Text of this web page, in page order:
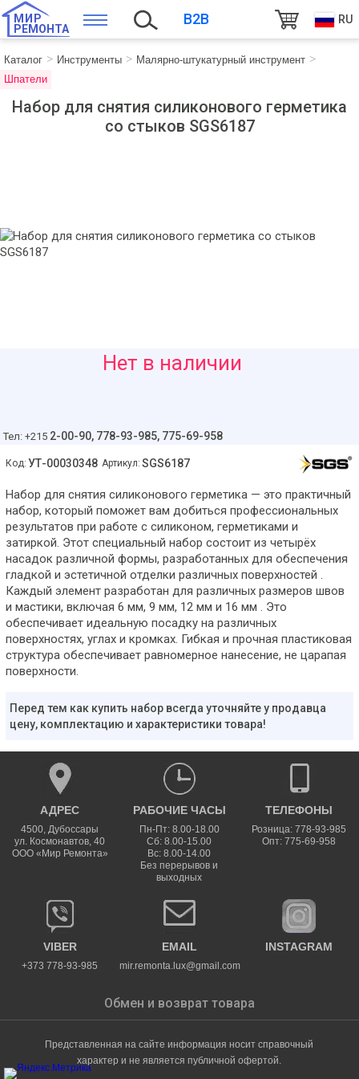
МИР
РЕМОНТА
B2B RU
Каталог Инструменты
Малярно-штукатурный инструмент
Шпатели
Набор для снятия силиконового герметика
со стыков SGS6187
Нет в наличии
Тел: +215 2-00-90, 778-93-985, 775-69-958
Код: УТ-00030348 Артикул: SGS6187
Набор для снятия силиконового герметика — это практичный
набор, который поможет вам добиться профессиональных
результатов при работе с силиконом, герметиками и
затиркой. Этот специальный набор состоит из четырёх
насадок различной формы, разработанных для обеспечения
гладкой и эстетичной отделки различных поверхностей .
Каждый элемент разработан для различных размеров швов
и мастики, включая 6 мм, 9 мм, 12 мм и 16 мм . Это
обеспечивает идеальную посадку на различных
поверхностях, углах и кромках. Гибкая и прочная пластиковая
структура обеспечивает равномерное нанесение, не царапая
поверхности.
Перед тем как купить набор всегда уточняйте у продавца
цену, комплектацию и характеристики товара!
АДРЕС
4500,Дубоссары
ул. Космонавтов, 40
ООО «Мир Ремонта»
РАБОЧИЕ ЧАСЫ
Пн-Пт: 8.00-18.00
Сб: 8.00-15.00
Вс: 8.00-14.00
Без перерывов и
выходных
ТЕЛЕФОНЫ
Розница: 778-93-985
Опт: 775-69-958
VIBER
+373 778-93-985
EMAIL
mir.remonta.lux@gmail.com
INSTAGRAM
Обмен и возврат товара
Представленная на сайте информация носит справочный
характер и не является публичной офертой.